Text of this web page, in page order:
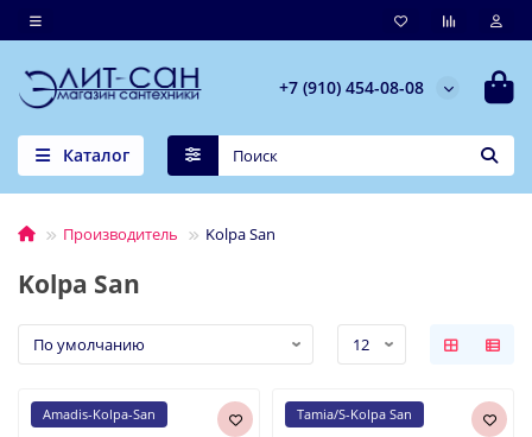
+7 (910) 454-08-08
Каталог
Производитель Kolpa San
Kolpa San
Amadis-Kolpa-San Tamia/S-Kolpa San